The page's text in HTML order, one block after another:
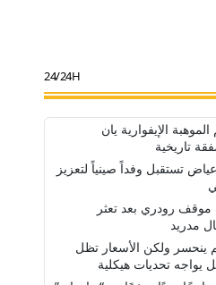
24/24H
الإيفوارية يان
تاريخية
تستقبل وفداً صينياً لتعزيز
رودري بعد تعثر
مدريد
ينحسر ولكن الأسعار تظل
يواجه تحديات هيكلية